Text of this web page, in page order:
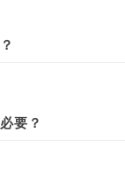
要？